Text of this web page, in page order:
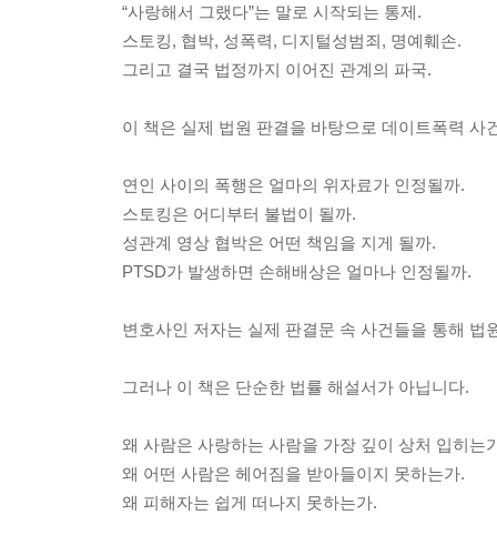
“사랑해서 그랬다”는 말로 시작되는 통제.
스토킹, 협박, 성폭력, 디지털성범죄, 명예훼손.
그리고 결국 법정까지 이어진 관계의 파국.
이 책은 실제 법원 판결을 바탕으로 데이트폭력
연인 사이의 폭행은 얼마의 위자료가 인정될까.
스토킹은 어디부터 불법이 될까.
성관계 영상 협박은 어떤 책임을 지게 될까.
PTSD가 발생하면 손해배상은 얼마나 인정될까.
변호사인 저자는 실제 판결문 속 사건들을 통해
그러나 이 책은 단순한 법률 해설서가 아닙니다.
왜 사람은 사랑하는 사람을 가장 깊이 상처 입히는
왜 어떤 사람은 헤어짐을 받아들이지 못하는가.
왜 피해자는 쉽게 떠나지 못하는가.